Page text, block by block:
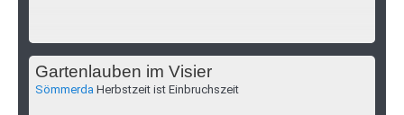
Gartenlauben im Visier
Sömmerda Herbstzeit ist Einbruchszeit